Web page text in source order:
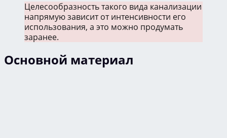
Целесообразность такого вида канализации
напрямую зависит от интенсивности его
использования, а это можно продумать
заранее.
Основной материал